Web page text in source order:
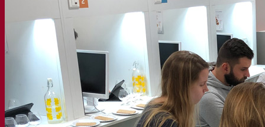
Société
À propos
Expert en fermentation
Une équipe passionnée
Soutenir la créativité
À propos de Lesaffre
Recherche et développement
Superior Yeast par Fermentis